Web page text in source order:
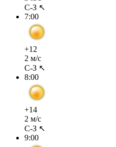
С-З ↖
7:00
+12
2 м/с
С-З ↖
8:00
+14
2 м/с
С-З ↖
9:00